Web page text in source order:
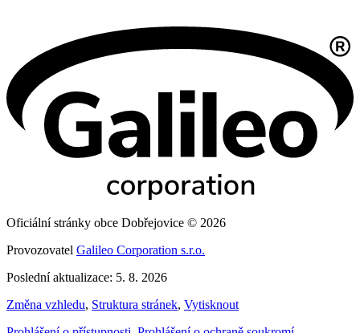
Oficiální stránky obce Dobřejovice © 2026
Provozovatel Galileo Corporation s.r.o.
Poslední aktualizace: 5. 8. 2026
Změna vzhledu, Struktura stránek, Vytisknout